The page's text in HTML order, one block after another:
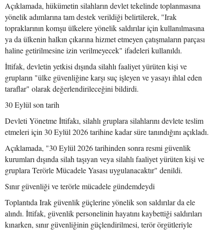
Açıklamada, hükümetin silahların devlet tekelinde toplanmasına
yönelik adımlarına tam destek verildiği belirtilerek, "Irak
topraklarının komşu ülkelere yönelik saldırılar için kullanılmasına
ya da ülkenin halkın çıkarına hizmet etmeyen çatışmaların parçası
haline getirilmesine izin verilmeyecek" ifadeleri kullanıldı.
İttifak, devletin yetkisi dışında silahlı faaliyet yürüten kişi ve
grupların "ülke güvenliğine karşı suç işleyen ve yasayı ihlal eden
taraflar" olarak değerlendirileceğini bildirdi.
30 Eylül son tarih
Devleti Yönetme İttifakı, silahlı gruplara silahlarını devlete teslim
etmeleri için 30 Eylül 2026 tarihine kadar süre tanındığını açıkladı.
Açıklamada, "30 Eylül 2026 tarihinden sonra resmi güvenlik
kurumları dışında silah taşıyan veya silahlı faaliyet yürüten kişi ve
gruplara Terörle Mücadele Yasası uygulanacaktır" denildi.
Sınır güvenliği ve terörle mücadele gündemdeydi
Toplantıda Irak güvenlik güçlerine yönelik son saldırılar da ele
alındı. İttifak, güvenlik personelinin hayatını kaybettiği saldırıları
kınarken, sınır güvenliğinin güçlendirilmesi, terör örgütleriyle